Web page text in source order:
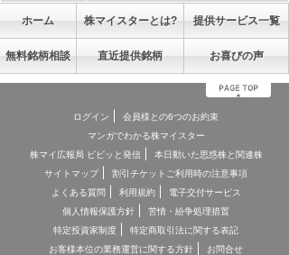
ホーム 株マイスターとは? 提供サービス一覧
無料銘柄相談 直近提供銘柄 お喜びの声
ログイン
会員様との6つのお約束
マンガでわかる株マイスター
株マイ広報局 ビビッと発信
本日動いた思惑株と関連株
サイトマップ
割引チケットご利用時の注意事項
よくある質問
利用規約
電子交付サービス
個人情報保護方針
苦情・紛争処理措置
特定投資家制度
特定商取引法に関する表記
お客様本位の業務運営に関する方針
お問合せ